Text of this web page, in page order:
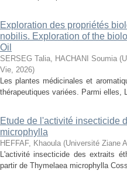
Exploration des propriétés
nobilis. Exploration of the
Oil
SERSEG Talia, HACHANI Soumia (
Vie, 2026)
Les plantes médicinales et
thérapeutiques variées. Parmi elles,
Etude de l'activité insecticide
microphylla
HEFFAF, Khaoula (Université Ziane
L'activité insecticide des extraits
partir de Thymelaea microphylla